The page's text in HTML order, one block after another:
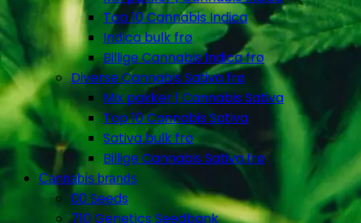
Top 10 Cannabis Indica
Indica bulk frø
Billige Cannabis Indica frø
Diverse Cannabis Sativa frø
Mix pakker | Cannabis Sativa
Top 10 Cannabis Sativa
Sativa bulk frø
Billige Cannabis Sativa frø
Cannabis brands
00 Seeds
710 Genetics Seedbank